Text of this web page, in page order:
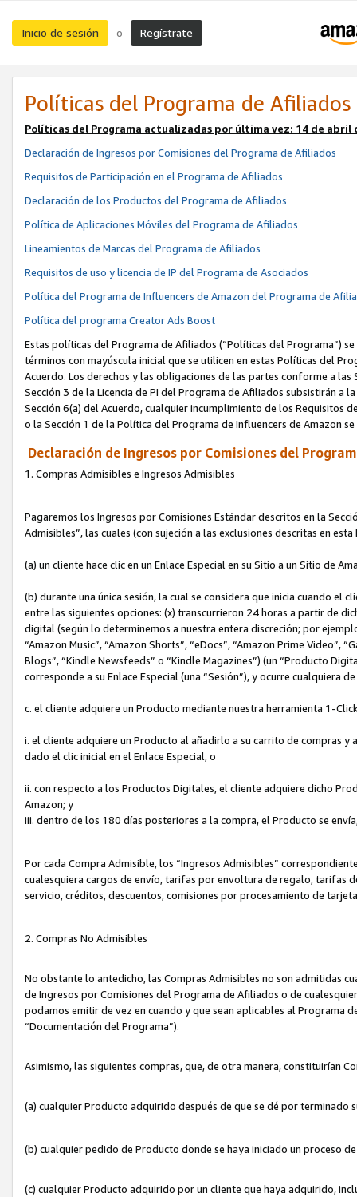
Inicio de sesión o Regístrate
Políticas del Programa de Afiliados
Políticas del Programa actualizadas por última vez: 14 de abril
Declaración de Ingresos por Comisiones del Programa de Afiliados
Requisitos de Participación en el Programa de Afiliados
Declaración de los Productos del Programa de Afiliados
Política de Aplicaciones Móviles del Programa de Afiliados
Lineamientos de Marcas del Programa de Afiliados
Requisitos de uso y licencia de IP del Programa de Asociados
Política del Programa de Influencers de Amazon del Programa de
Política del programa Creator Ads Boost
Estas políticas del Programa de Afiliados (“Políticas del Programa”)
términos con mayúscula inicial que se utilicen en estas Políticas del
Acuerdo. Los derechos y las obligaciones de las partes conforme a
Sección 3 de la Licencia de PI del Programa de Afiliados subsistirán
Sección 6(a) del Acuerdo, cualquier incumplimiento de los Requisitos
o la Sección 1 de la Política del Programa de Influencers de Amazon
Declaración de Ingresos por Comisiones del
1. Compras Admisibles e Ingresos Admisibles
Pagaremos los Ingresos por Comisiones Estándar descritos en la
Admisibles”, las cuales (con sujeción a las exclusiones descritas en
(a) un cliente hace clic en un Enlace Especial en su Sitio a un Sitio de
(b) durante una única sesión, la cual se considera que inicia cuando el
entre las siguientes opciones: (x) transcurrieron 24 horas a partir de
digital (según lo determinemos a nuestra entera discreción; por
“Amazon Music”, “Amazon Shorts”, “eDocs”, “Amazon Prime Video”,
Blogs”, “Kindle Newsfeeds” o “Kindle Magazines”) (un “Producto
corresponde a su Enlace Especial (una “Sesión”), y ocurre cualquiera
c. el cliente adquiere un Producto mediante nuestra herramienta 1-
i. el cliente adquiere un Producto al añadirlo a su carrito de compras
dado el clic inicial en el Enlace Especial, o
ii. con respecto a los Productos Digitales, el cliente adquiere dicho
Amazon; y
iii. dentro de los 180 días posteriores a la compra, el Producto se
Por cada Compra Admisible, los “Ingresos Admisibles”
cualesquiera cargos de envío, tarifas por envoltura de regalo, tarifas
servicio, créditos, descuentos, comisiones por procesamiento de
2. Compras No Admisibles
No obstante lo antedicho, las Compras Admisibles no son admitidas
de Ingresos por Comisiones del Programa de Afiliados o de
podamos emitir de vez en cuando y que sean aplicables al Programa
“Documentación del Programa”).
Asimismo, las siguientes compras, que, de otra manera, constituirían
(a) cualquier Producto adquirido después de que se dé por terminado
(b) cualquier pedido de Producto donde se haya iniciado un proceso
(c) cualquier Producto adquirido por un cliente que haya adquirido,